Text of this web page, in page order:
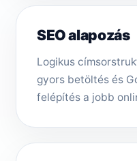
SEO alapozás
Logikus
gyors betöltés és
felépítés a jobb